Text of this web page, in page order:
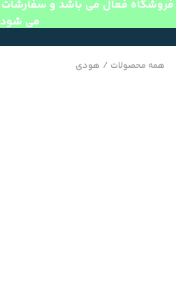
فروشگاه فعال می باشد و سفارشات
می شود
همه محصولات / هودی